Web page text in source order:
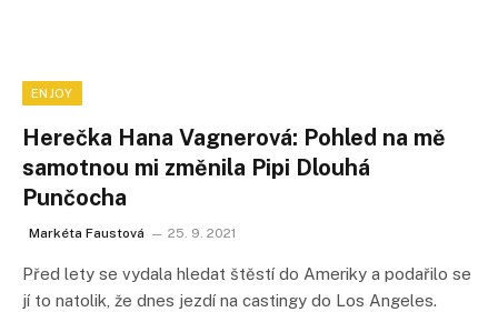
ENJOY
Herečka Hana Vagnerová: Pohled na mě
samotnou mi změnila Pipi Dlouhá
Punčocha
Markéta Faustová 25. 9. 2021
Před lety se vydala hledat štěstí do Ameriky a podařilo se
jí to natolik, že dnes jezdí na castingy do Los Angeles.